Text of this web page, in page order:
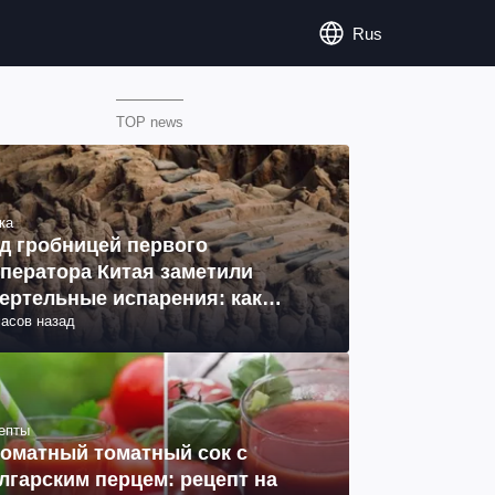
Rus
TOP news
гробницей первого
Китая заметили
испарения: как
(фото)
назад
томатный сок с
перцем: рецепт на